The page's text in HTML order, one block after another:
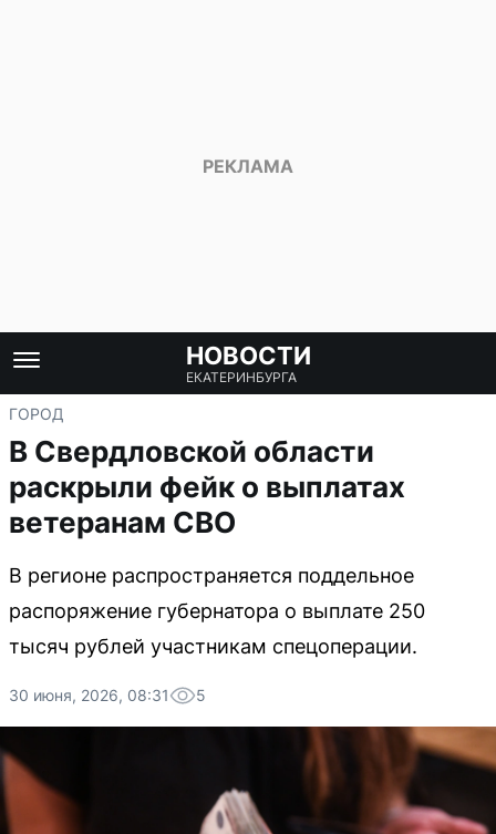
НОВОСТИ
ЕКАТЕРИНБУРГА
ГОРОД
В Свердловской области
раскрыли фейк о выплатах
ветеранам СВО
В регионе распространяется поддельное
распоряжение губернатора о выплате 250
тысяч рублей участникам спецоперации.
30 июня, 2026, 08:31 5